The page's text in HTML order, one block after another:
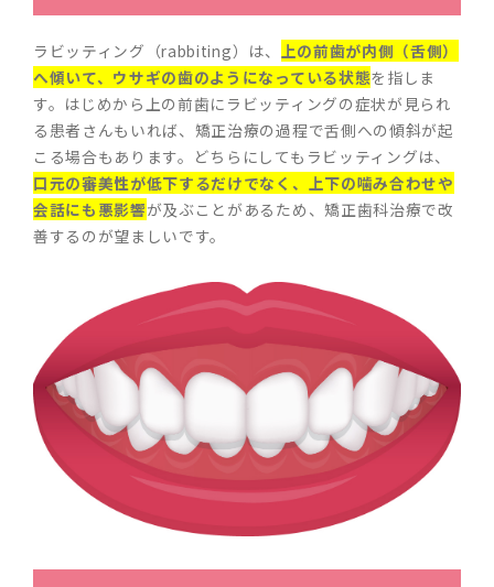
ラビッティング（rabbiting）は、 上の前歯が内側（舌側）
へ傾いて、ウサギの歯のようになっている状態を指しま
す。はじめから上の前歯にラビッティングの症状が見られ
る患者さんもいれば、矯正治療の過程で舌側への傾斜が起
こる場合もあります。どちらにしてもラビッティングは、
口元の審美性が低下するだけでなく、上下の噛み合わせや
会話にも悪影響が及ぶことがあるため、矯正歯科治療で改
善するのが望ましいです。